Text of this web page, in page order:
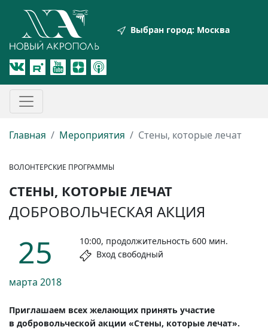
Выбран город: Москва
Главная Мероприятия Стены, которые лечат
ВОЛОНТЕРСКИЕ ПРОГРАММЫ
СТЕНЫ, КОТОРЫЕ ЛЕЧАТ
ДОБРОВОЛЬЧЕСКАЯ АКЦИЯ
25
марта 2018
10:00, продолжительность 600 мин.
Вход свободный
Приглашаем всех желающих принять участие
в добровольческой акции «Стены, которые лечат».